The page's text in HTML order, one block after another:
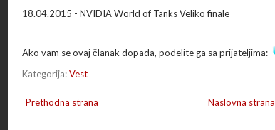
18.04.2015 - NVIDIA World of Tanks Veliko finale
Ako vam se ovaj članak dopada, podelite ga sa prijateljima:
Kategorija:Vest
Prethodna strana Naslovna strana